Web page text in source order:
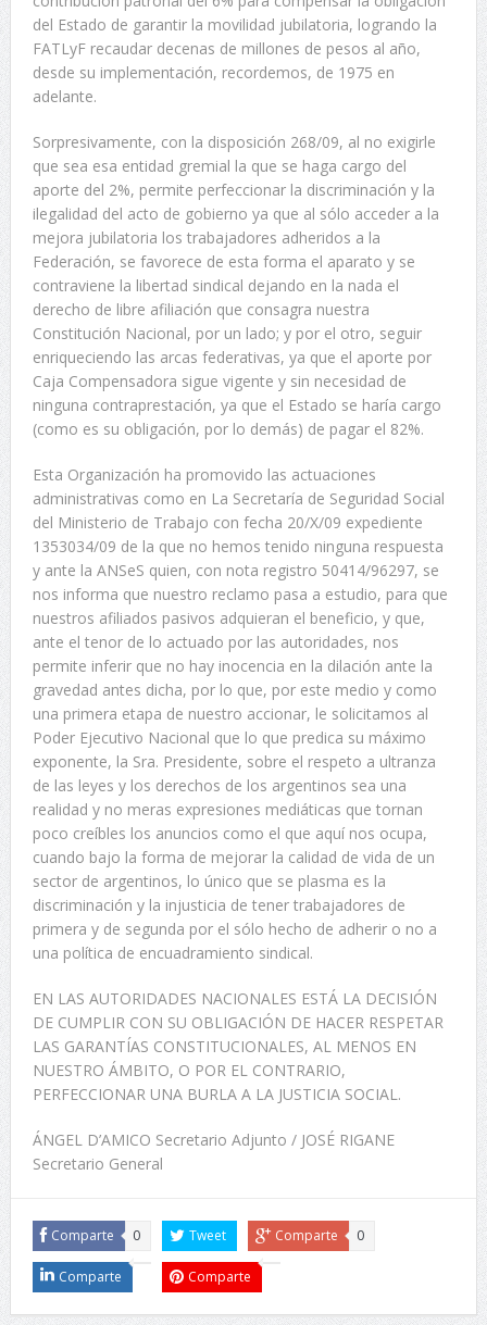
del Estado de garantir la movilidad jubilatoria, logrando la
FATLyF recaudar decenas de millones de pesos al año,
desde su implementación, recordemos, de 1975 en
adelante.
Sorpresivamente, con la disposición 268/09, al no exigirle
que sea esa entidad gremial la que se haga cargo del
aporte del 2%, permite perfeccionar la discriminación y la
ilegalidad del acto de gobierno ya que al sólo acceder a la
mejora jubilatoria los trabajadores adheridos a la
Federación, se favorece de esta forma el aparato y se
contraviene la libertad sindical dejando en la nada el
derecho de libre afiliación que consagra nuestra
Constitución Nacional, por un lado; y por el otro, seguir
enriqueciendo las arcas federativas, ya que el aporte por
Caja Compensadora sigue vigente y sin necesidad de
ninguna contraprestación, ya que el Estado se haría cargo
(como es su obligación, por lo demás) de pagar el 82%.
Esta Organización ha promovido las actuaciones
administrativas como en La Secretaría de Seguridad Social
del Ministerio de Trabajo con fecha 20/X/09 expediente
1353034/09 de la que no hemos tenido ninguna respuesta
y ante la ANSeS quien, con nota registro 50414/96297, se
nos informa que nuestro reclamo pasa a estudio, para que
nuestros afiliados pasivos adquieran el beneficio, y que,
ante el tenor de lo actuado por las autoridades, nos
permite inferir que no hay inocencia en la dilación ante la
gravedad antes dicha, por lo que, por este medio y como
una primera etapa de nuestro accionar, le solicitamos al
Poder Ejecutivo Nacional que lo que predica su máximo
exponente, la Sra. Presidente, sobre el respeto a ultranza
de las leyes y los derechos de los argentinos sea una
realidad y no meras expresiones mediáticas que tornan
poco creíbles los anuncios como el que aquí nos ocupa,
cuando bajo la forma de mejorar la calidad de vida de un
sector de argentinos, lo único que se plasma es la
discriminación y la injusticia de tener trabajadores de
primera y de segunda por el sólo hecho de adherir o no a
una política de encuadramiento sindical.
EN LAS AUTORIDADES NACIONALES ESTÁ LA DECISIÓN
DE CUMPLIR CON SU OBLIGACIÓN DE HACER RESPETAR
LAS GARANTÍAS CONSTITUCIONALES, AL MENOS EN
NUESTRO ÁMBITO, O POR EL CONTRARIO,
PERFECCIONAR UNA BURLA A LA JUSTICIA SOCIAL.
ÁNGEL D’AMICO Secretario Adjunto / JOSÉ RIGANE
Secretario General
Comparte 0 Tweet Comparte 0
Comparte Comparte